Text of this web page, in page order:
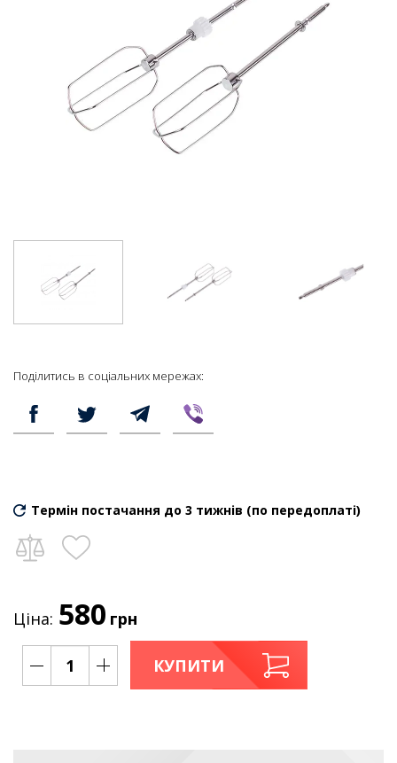
Поділитись в соціальних мережах:
Термін постачання до 3 тижнів (по передоплаті)
Ціна: 580 грн
КУПИТИ